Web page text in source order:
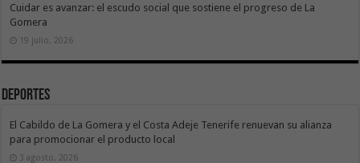
Cuidar es avanzar: el escudo social que sostiene el progreso de La
Gomera
19 julio, 2026
Deportes
El Cabildo de La Gomera y el Costa Adeje Tenerife renuevan su alianza
para promocionar el producto local
3 agosto, 2026